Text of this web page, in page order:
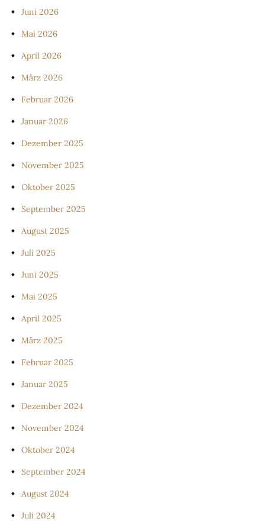
Juni 2026
Mai 2026
April 2026
März 2026
Februar 2026
Januar 2026
Dezember 2025
November 2025
Oktober 2025
September 2025
August 2025
Juli 2025
Juni 2025
Mai 2025
April 2025
März 2025
Februar 2025
Januar 2025
Dezember 2024
November 2024
Oktober 2024
September 2024
August 2024
Juli 2024